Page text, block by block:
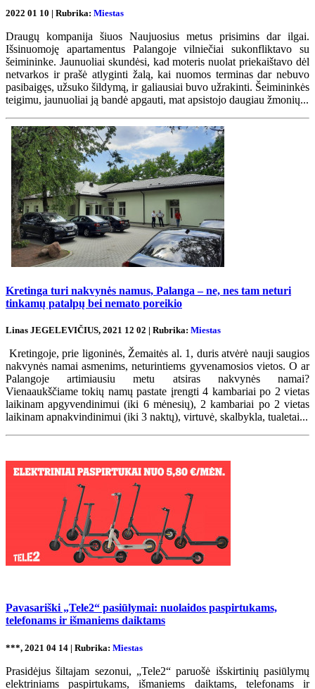
2022 01 10 | Rubrika: Miestas
Draugų kompanija šiuos Naujuosius metus prisimins dar ilgai.
Išsinuomoję apartamentus Palangoje vilniečiai sukonfliktavo su
šeimininke. Jaunuoliai skundėsi, kad moteris nuolat priekaištavo dėl
netvarkos ir prašė atlyginti žalą, kai nuomos terminas dar nebuvo
pasibaigęs, užsuko šildymą, ir galiausiai buvo užrakinti. Šeimininkės
teigimu, jaunuoliai ją bandė apgauti, mat apsistojo daugiau žmonių...
Kretinga turi nakvynės namus, Palanga – ne, nes tam neturi
tinkamų patalpų bei nemato poreikio
Linas JEGELEVIČIUS, 2021 12 02 | Rubrika: Miestas
Kretingoje, prie ligoninės, Žemaitės al. 1, duris atvėrė nauji saugios
nakvynės namai asmenims, neturintiems gyvenamosios vietos. O ar
Palangoje artimiausiu metu atsiras nakvynės namai?
Vienaaukščiame tokių namų pastate įrengti 4 kambariai po 2 vietas
laikinam apgyvendinimui (iki 6 mėnesių), 2 kambariai po 2 vietas
laikinam apnakvindinimui (iki 3 naktų), virtuvė, skalbykla, tualetai...
Pavasariški „Tele2“ pasiūlymai: nuolaidos paspirtukams,
telefonams ir išmaniems daiktams
***, 2021 04 14 | Rubrika: Miestas
Prasidėjus šiltajam sezonui, „Tele2“ paruošė išskirtinių pasiūlymų
elektriniams paspirtukams, išmaniems daiktams, telefonams ir